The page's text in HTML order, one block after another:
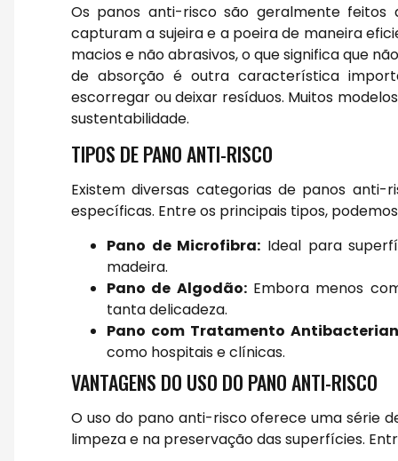
Os panos anti-risco são geralmente
capturam a sujeira e a poeira de maneira
macios e não abrasivos, o que significa que
de absorção é outra característica
escorregar ou deixar resíduos. Muitos
sustentabilidade.
TIPOS DE PANO ANTI-RISCO
Existem diversas categorias de panos
específicas. Entre os principais tipos,
Pano de Microfibra: Ideal para
madeira.
Pano de Algodão:Embora menos
tanta delicadeza.
Pano com Tratamento
como hospitais e clínicas.
VANTAGENS DO USO DO PANO ANTI-RISCO
O uso do pano anti-risco oferece uma série
limpeza e na preservação das superfícies.